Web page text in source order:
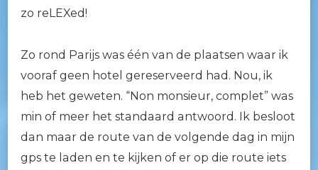
zo reLEXed!
Zo rond Parijs was één van de plaatsen waar ik
vooraf geen hotel gereserveerd had. Nou, ik
heb het geweten. “Non monsieur, complet” was
min of meer het standaard antwoord. Ik besloot
dan maar de route van de volgende dag in mijn
gps te laden en te kijken of er op die route iets